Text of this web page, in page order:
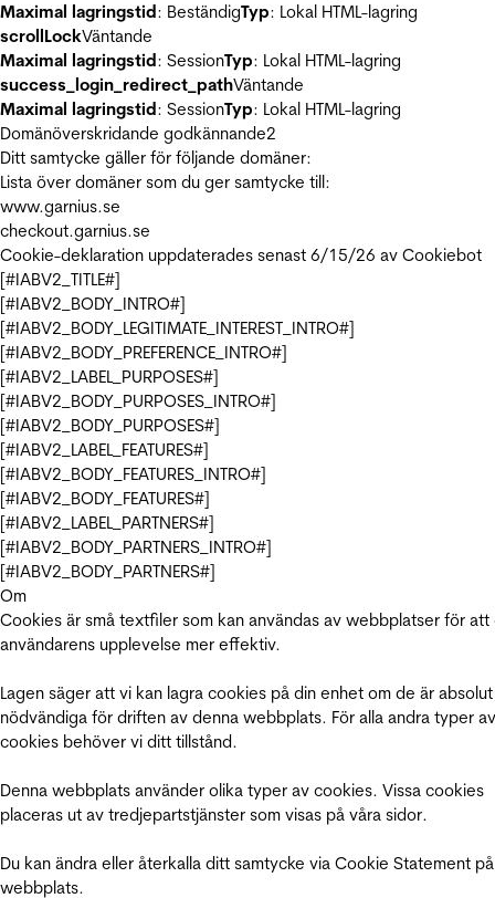
Maximal lagringstid: BeständigTyp: Lokal HTML-lagring
scrollLockVäntande
Maximal lagringstid: SessionTyp: Lokal HTML-lagring
success_login_redirect_pathVäntande
Maximal lagringstid: SessionTyp: Lokal HTML-lagring
Domänöverskridande godkännande2
Ditt samtycke gäller för följande domäner:
Lista över domäner som du ger samtycke till:
www.garnius.se
checkout.garnius.se
Cookie-deklaration uppdaterades senast 6/15/26 av Cookiebot
[#IABV2_TITLE#]
[#IABV2_BODY_INTRO#]
[#IABV2_BODY_LEGITIMATE_INTEREST_INTRO#]
[#IABV2_BODY_PREFERENCE_INTRO#]
[#IABV2_LABEL_PURPOSES#]
[#IABV2_BODY_PURPOSES_INTRO#]
[#IABV2_BODY_PURPOSES#]
[#IABV2_LABEL_FEATURES#]
[#IABV2_BODY_FEATURES_INTRO#]
[#IABV2_BODY_FEATURES#]
[#IABV2_LABEL_PARTNERS#]
[#IABV2_BODY_PARTNERS_INTRO#]
[#IABV2_BODY_PARTNERS#]
Om
Cookies är små textfiler som kan användas av webbplatser för att
användarens upplevelse mer effektiv.
Lagen säger att vi kan lagra cookies på din enhet om de är absolut
nödvändiga för driften av denna webbplats. För alla andra typer av
cookies behöver vi ditt tillstånd.
Denna webbplats använder olika typer av cookies. Vissa cookies
placeras ut av tredjepartstjänster som visas på våra sidor.
Du kan ändra eller återkalla ditt samtycke via Cookie Statement
webbplats.